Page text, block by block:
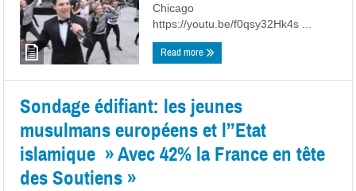
Chicago
https://youtu.be/f0qsy32Hk4s ...
Read more
Sondage édifiant: les jeunes
musulmans européens et l’’Etat
islamique » Avec 42% la France en tête
des Soutiens »